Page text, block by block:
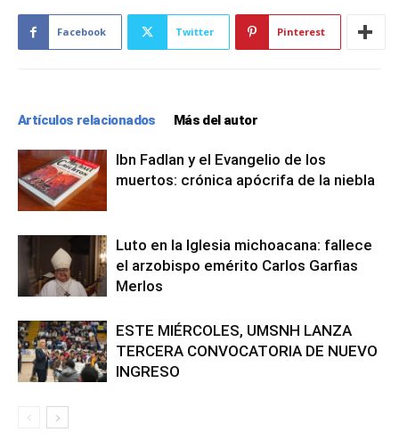
Facebook Twitter Pinterest
Artículos relacionados Más del autor
Ibn Fadlan y el Evangelio de los
muertos: crónica apócrifa de la niebla
Luto en la Iglesia michoacana: fallece
el arzobispo emérito Carlos Garfias
Merlos
ESTE MIÉRCOLES, UMSNH LANZA
TERCERA CONVOCATORIA DE NUEVO
INGRESO